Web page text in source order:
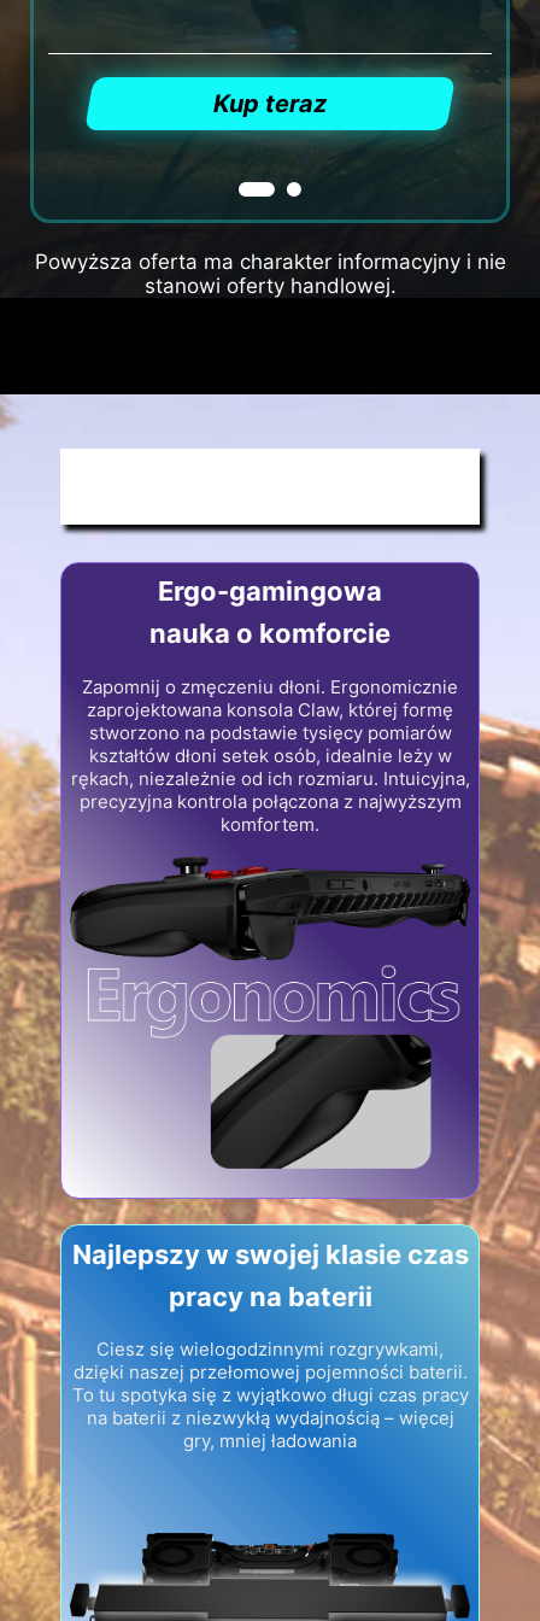
Kup teraz
Powyższa oferta ma charakter informacyjny i nie
stanowi oferty handlowej.
Ergo-gamingowa
nauka o komforcie
Zapomnij o zmęczeniu dłoni. Ergonomicznie
zaprojektowana konsola Claw, której formę
stworzono na podstawie tysięcy pomiarów
kształtów dłoni setek osób, idealnie leży w
rękach, niezależnie od ich rozmiaru. Intuicyjna,
precyzyjna kontrola połączona z najwyższym
komfortem.
Najlepszy w swojej klasie czas
pracy na baterii
Ciesz się wielogodzinnymi rozgrywkami,
dzięki naszej przełomowej pojemności baterii.
To tu spotyka się z wyjątkowo długi czas pracy
na baterii z niezwykłą wydajnością – więcej
gry, mniej ładowania